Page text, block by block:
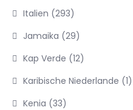
Italien (293)
Jamaika (29)
Kap Verde (12)
Karibische Niederlande (1)
Kenia (33)